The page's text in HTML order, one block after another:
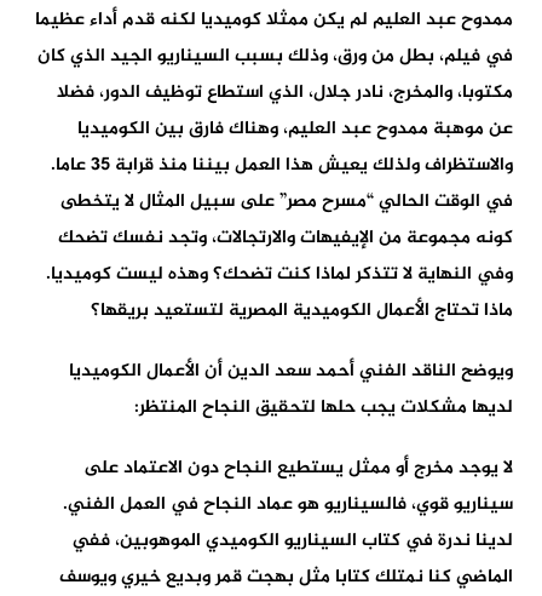
ممدوح عبد العليم لم يكن ممثلا كوميديا لكنه قدم أداء عظيما
في فيلم، بطل من ورق، وذلك بسبب السيناريو الجيد الذي كان
مكتوبا، والمخرج، نادر جلال، الذي استطاع توظيف الدور، فضلا
عن موهبة ممدوح عبد العليم، وهناك فارق بين الكوميديا
والاستظراف ولذلك يعيش هذا العمل بيننا منذ قرابة 35 عاما.
في الوقت الحالي “مسرح مصر” على سبيل المثال لا يتخطى
كونه مجموعة من الإيفيهات والارتجالات، وتجد نفسك تضحك
وفي النهاية لا تتذكر لماذا كنت تضحك؟ وهذه ليست كوميديا.
ماذا تحتاج الأعمال الكوميدية المصرية لتستعيد بريقها؟
ويوضح الناقد الفني أحمد سعد الدين أن الأعمال الكوميديا
لديها مشكلات يجب حلها لتحقيق النجاح المنتظر:
لا يوجد مخرج أو ممثل يستطيع النجاح دون الاعتماد على
سيناريو قوي، فالسيناريو هو عماد النجاح في العمل الفني.
لدينا ندرة في كتاب السيناريو الكوميدي الموهوبين، ففي
الماضي كنا نمتلك كتابا مثل بهجت قمر وبديع خيري ويوسف